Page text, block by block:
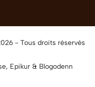
- Tous droits réservés
Epikur & Blogodenn